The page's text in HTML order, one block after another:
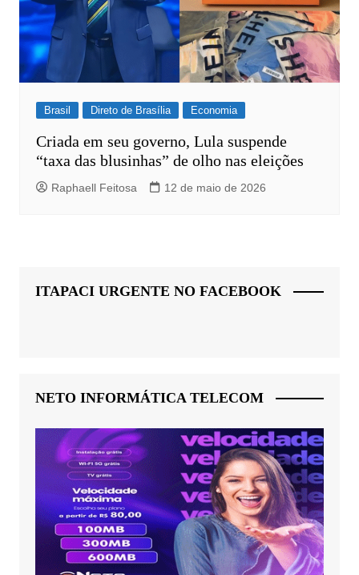
Brasil Direto de Brasília Economia
Criada em seu governo, Lula suspende
“taxa das blusinhas” de olho nas eleições
Raphaell Feitosa 12 de maio de 2026
ITAPACI URGENTE NO FACEBOOK
NETO INFORMÁTICA TELECOM